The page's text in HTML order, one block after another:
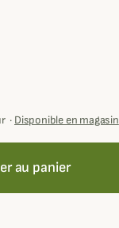
· Disponible en magasin
au panier